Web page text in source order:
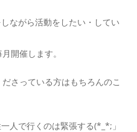
ながら活動をしたい・してい
開催します。
さっている方はもちろんのこ
人で行くのは緊張する(*_*;」